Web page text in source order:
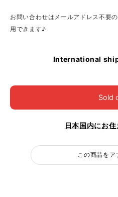
お問い合わせはメールアドレス不要
用できます♪
International
Sold
日本国内にお
この商品をア